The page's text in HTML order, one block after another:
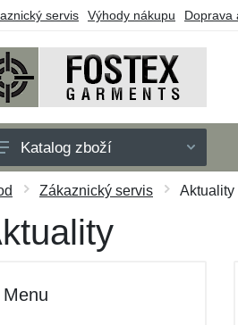
servis Výhody nákupu Doprava
Katalog zboží
Zákaznický servis Aktuality
Menu